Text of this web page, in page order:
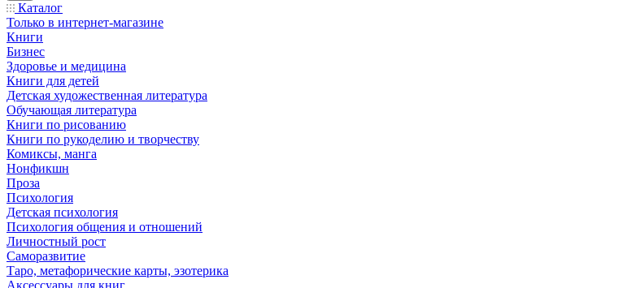
Каталог
Только в интернет-магазине
Книги
Бизнес
Здоровье и медицина
Книги для детей
Детская художественная литература
Обучающая литература
Книги по рисованию
Книги по рукоделию и творчеству
Комиксы, манга
Нонфикшн
Проза
Психология
Детская психология
Психология общения и отношений
Личностный рост
Саморазвитие
Таро, метафорические карты, эзотерика
Аксессуары для книг